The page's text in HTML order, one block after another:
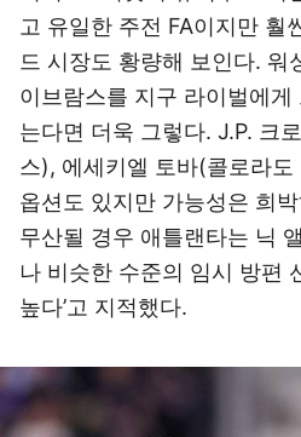
고 유일한 주전 FA이지만 훨
드 시장도 황량해 보인다. 워
이브람스를 지구 라이벌에
는다면 더욱 그렇다. J.P. 크
스), 에세키엘 토바(콜로라
옵션도 있지만 가능성은 희박
무산될 경우 애틀랜타는 닉
나 비슷한 수준의 임시 방편
높다’고 지적했다.